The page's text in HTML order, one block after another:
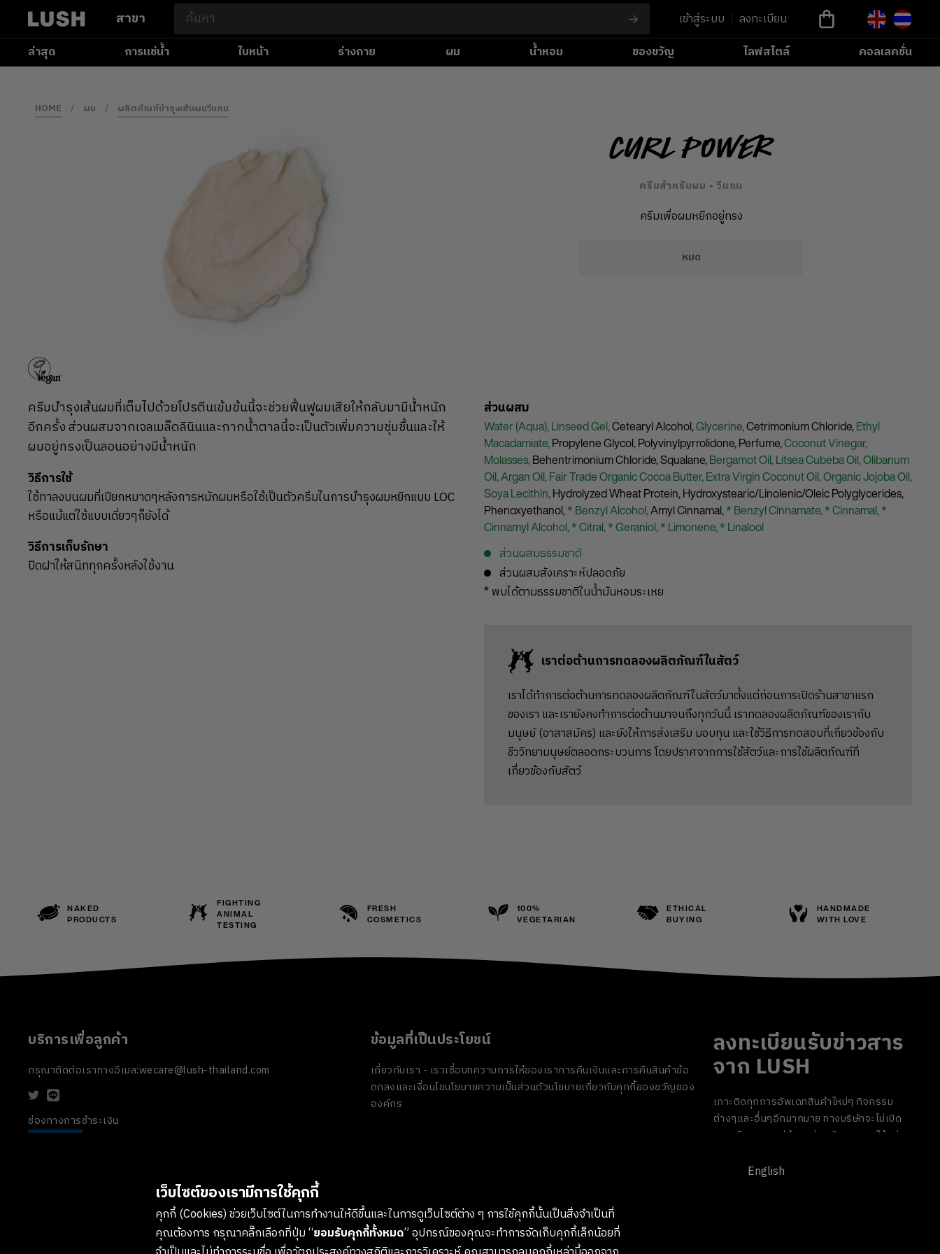
สาขา เข้าสู่ระบบ
ลงทะเบียน
ล่าสุด
การแช่น้ำ ใบหน้า ร่างกาย ผม น้ำหอม ของขวัญ ไลฟสไตล์ คอลเลคชั่น
HOME / ผม / ผลิตภัณฑ์บำรุงเส้นผมวีแกน
Curl Power
ครีมสำหรับผม • วีแกน
ครีมเพื่อผมหยิกอยู่ทรง
หมด
ครีมบำรุงเส้นผมที่เต็มไปด้วยโปรตีนเข้มข้นนี้จะช่วยฟื้นฟูผมเสียให้กลับมามีน้ำหนัก
อีกครั้ง ส่วนผสมจากเจลเมล็ดลินินและกากน้ำตาลนี้จะเป็นตัวเพิ่มความชุ่มชื้นและให้
ผมอยู่ทรงเป็นลอนอย่างมีน้ำหนัก
วิธีการใช้
ใช้ทาลงบนผมที่เปียกหมาดๆหลังการหมักผมหรือใช้เป็นตัวครีมในการบำรุงผมหยิกแบบ LOC
หรือแม้แต่ใช้แบบเดี่ยวๆก็ยังได้
วิธีการเก็บรักษา
ปิดฝาให้สนิททุกครั้งหลังใช้งาน
ส่วนผสม
Water (Aqua),Linseed Gel,Cetearyl Alcohol,Glycerine,Cetrimonium Chloride,Ethyl
Macadamiate,Propylene Glycol,Polyvinylpyrrolidone,Perfume,Coconut Vinegar,
Molasses,Behentrimonium Chloride,Squalane,Bergamot Oil,Litsea Cubeba Oil,Olibanum
Oil,Argan Oil,Fair Trade Organic Cocoa Butter,Extra Virgin Coconut Oil,Organic Jojoba Oil,
Soya Lecithin,Hydrolyzed Wheat Protein,Hydroxystearic/Linolenic/Oleic Polyglycerides,
Phenoxyethanol,* Benzyl Alcohol,Amyl Cinnamal,* Benzyl Cinnamate,* Cinnamal,*
Cinnamyl Alcohol,* Citral,* Geraniol,* Limonene,* Linalool
ส่วนผสมธรรมชาติ
ส่วนผสมสังเคราะห์ปลอดภัย
* พบได้ตามธรรมชาติในน้ำมันหอมระเหย
เราต่อต้านการทดลองผลิตภัณฑ์ในสัตว์
เราได้ทำการต่อต้านการทดลองผลิตภัณฑ์ในสัตว์มาตั้งแต่ก่อนการเปิดร้านสาขาแรก
ของเรา และเรายังคงทำการต่อต้านมาจนถึงทุกวันนี้ เราทดลองผลิตภัณฑ์ของเรากับ
มนุษย์ (อาสาสมัคร) และยังให้การส่งเสริม มอบทุน และใช้วิธีการทดสอบที่เกี่ยวข้องกับ
ชีววิทยามนุษย์ตลอดกระบวนการ โดยปราศจากการใช้สัตว์และการใช้ผลิตภัณฑ์ที่
เกี่ยวข้องกับสัตว์
NAKED
PRODUCTS
FIGHTING
ANIMAL
TESTING
FRESH
COSMETICS
100%
VEGETARIAN
ETHICAL
BUYING
HANDMADE
WITH LOVE
บริการเพื่อลูกค้า
กรุณาติดต่อเราทางอีเมล:wecare@lush-thailand.com
ข้อมูลที่เป็นประโยชน์
เกี่ยวกับเรา - เราเชื่อบทความการให้ของเราการคืนเงินและการคืนสินค้าข้อ
ตกลงและเงื่อนไขนโยบายความเป็นส่วนตัวนโยบายเกี่ยวกับคุกกี้ของขวัญของ
องค์กร
ช่องทางการชำระเงิน
ลงทะเบียนรับข่าวสาร
จาก LUSH
เกาะติดทุกการอัพเดทสินค้าใหม่ๆ กิจกรรม
ต่างๆและอื่นๆอีกมากมาย ทางบริษัทจะไม่เปิด
เผยหรือเผยแพร่ข้อมูลส่วนตัวของคุณให้แก่
ข่าวสารได้ทุกเมื่อ
English
เว็บไซต์ของเรามีการใช้คุกกี้
คุกกี้ (Cookies) ช่วยเว็บไซต์ในการทำงานให้ดีขึ้นและในการดูเว็บไซต์ต่าง ๆ การใช้คุกกี้นั้นเป็นสิ่งจำเป็นที่
คุณต้องการ กรุณาคลิ๊กเลือกที่ปุ่ม “ยอมรับคุกกี้ทั้งหมด” อุปกรณ์ของคุณจะทำการจัดเก็บคุกกี้เล็กน้อยที่